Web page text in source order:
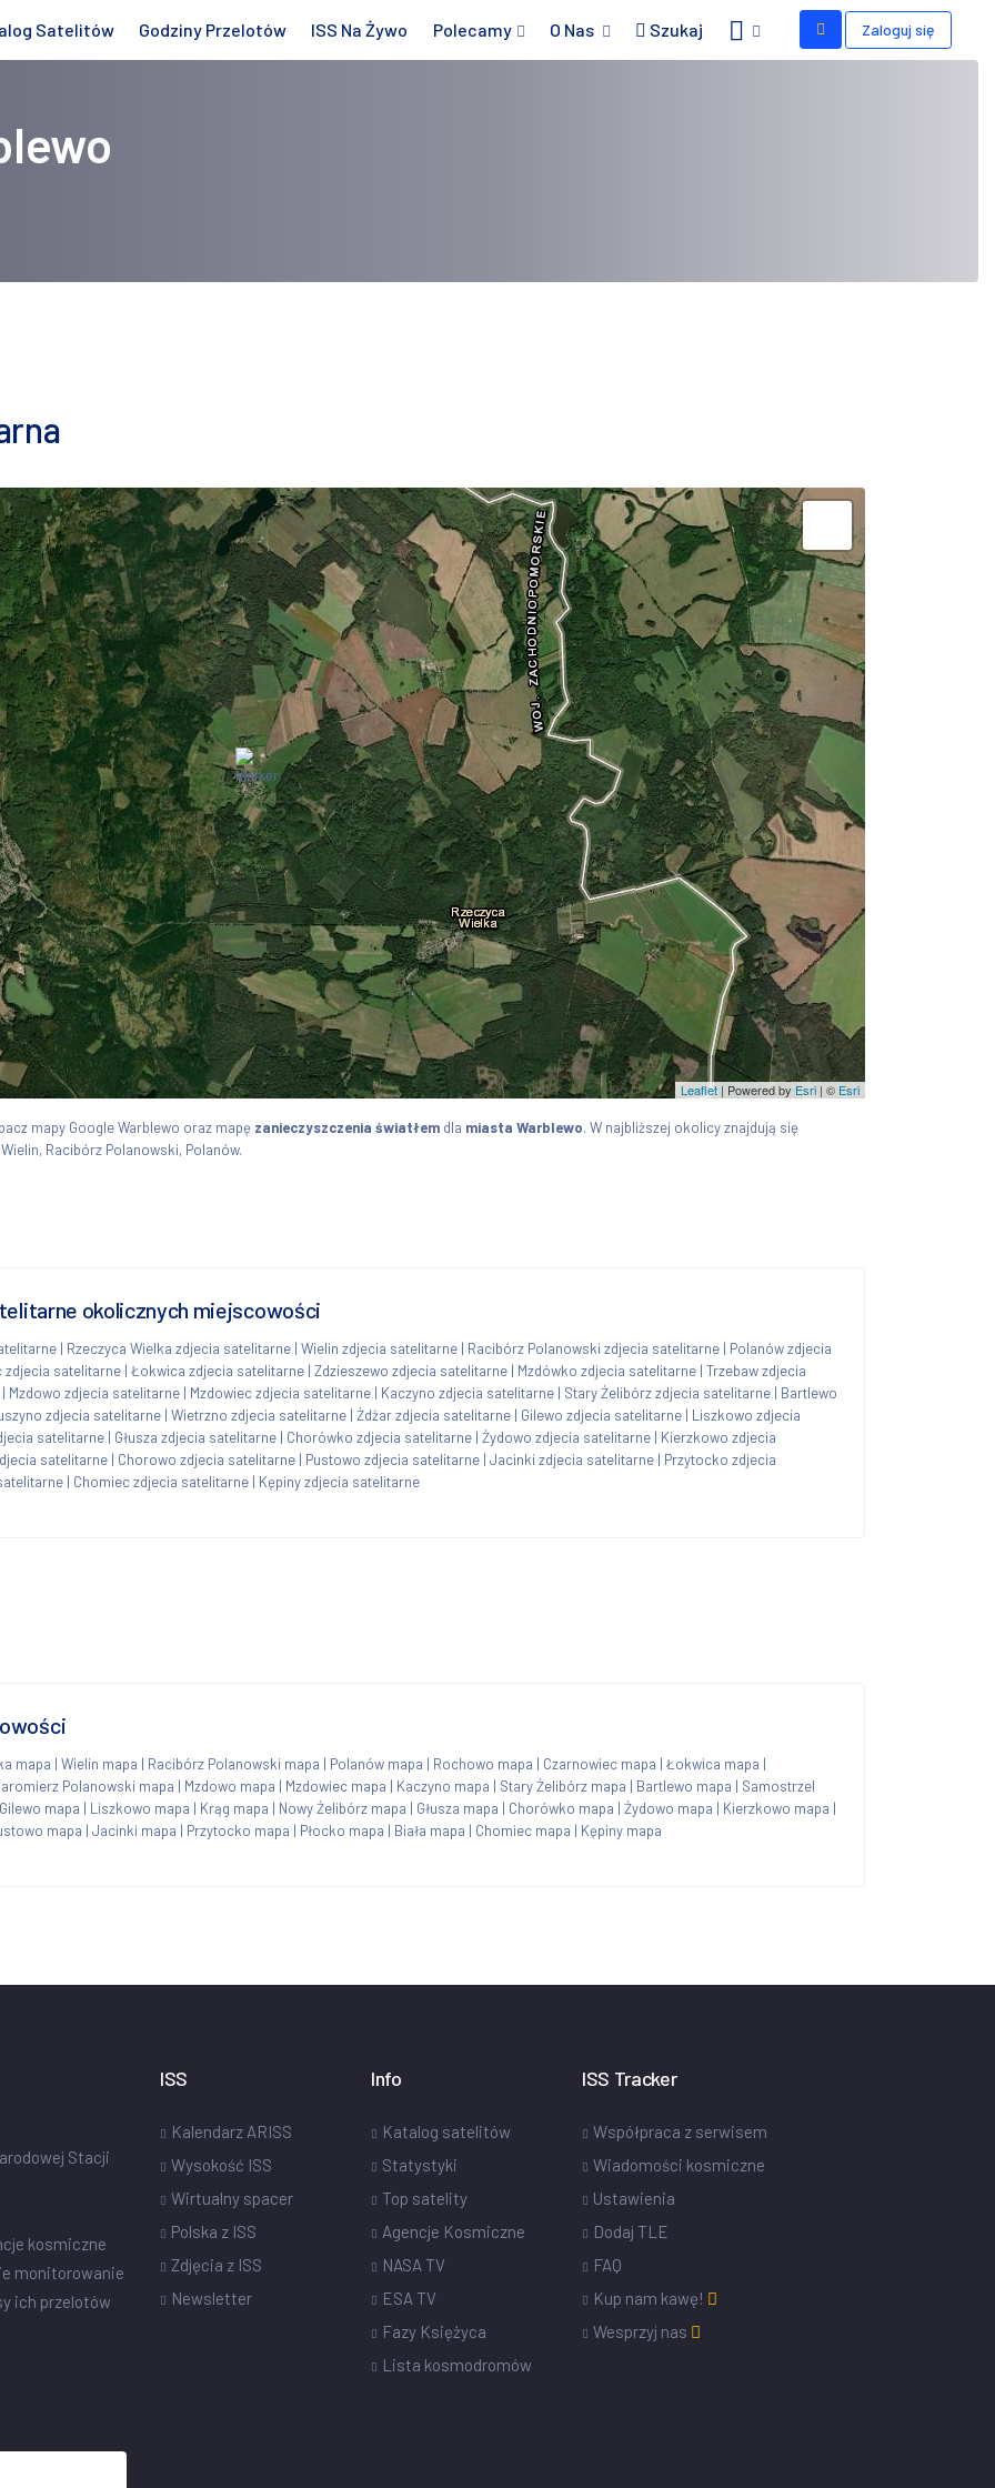
Satelitów Godziny Przelotów ISS Na Żywo Polecamy O Nas Szukaj Zaloguj się
Leaflet | Powered by Esri | © Esri
mapy Google Warblewo oraz mapę zanieczyszczenia światłem dla miasta Warblewo. W najbliższej okolicy znajdują się
Racibórz Polanowski, Polanów.
okolicznych miejscowości
| Rzeczyca Wielka zdjecia satelitarne | Wielin zdjecia satelitarne | Racibórz Polanowski zdjecia satelitarne | Polanów zdjecia
zdjecia satelitarne | Łokwica zdjecia satelitarne | Zdzieszewo zdjecia satelitarne | Mzdówko zdjecia satelitarne | Trzebaw zdjecia
| Mzdowo zdjecia satelitarne | Mzdowiec zdjecia satelitarne | Kaczyno zdjecia satelitarne | Stary Żelibórz zdjecia satelitarne | Bartlewo
zdjecia satelitarne | Wietrzno zdjecia satelitarne | Żdżar zdjecia satelitarne | Gilewo zdjecia satelitarne | Liszkowo zdjecia
satelitarne | Głusza zdjecia satelitarne | Chorówko zdjecia satelitarne | Żydowo zdjecia satelitarne | Kierzkowo zdjecia
satelitarne | Chorowo zdjecia satelitarne | Pustowo zdjecia satelitarne | Jacinki zdjecia satelitarne | Przytocko zdjecia
| Chomiec zdjecia satelitarne | Kępiny zdjecia satelitarne
mapa | Wielin mapa | Racibórz Polanowski mapa | Polanów mapa | Rochowo mapa | Czarnowiec mapa | Łokwica mapa |
Polanowski mapa | Mzdowo mapa | Mzdowiec mapa | Kaczyno mapa | Stary Żelibórz mapa | Bartlewo mapa | Samostrzel
Gilewo mapa | Liszkowo mapa | Krąg mapa | Nowy Żelibórz mapa | Głusza mapa | Chorówko mapa | Żydowo mapa | Kierzkowo mapa |
mapa | Jacinki mapa | Przytocko mapa | Płocko mapa | Biała mapa | Chomiec mapa | Kępiny mapa
Stacji
kosmiczne
monitorowanie
ich przelotów
ISS
Kalendarz ARISS
Wysokość ISS
Wirtualny spacer
Polska z ISS
Zdjęcia z ISS
Newsletter
Info
Katalog satelitów
Statystyki
Top satelity
Agencje Kosmiczne
NASA TV
ESA TV
Fazy Księżyca
Lista kosmodromów
ISS Tracker
Współpraca z serwisem
Wiadomości kosmiczne
Ustawienia
Dodaj TLE
FAQ
Kup nam kawę!
Wesprzyj nas